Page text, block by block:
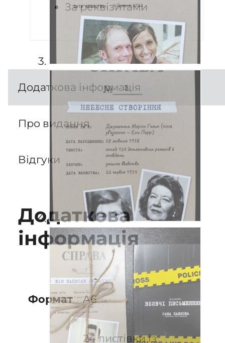
За реквізитами
Додаткова інформація
Про видання
Відгуки
Додаткова
інформація
Формат A6
24 листівки із